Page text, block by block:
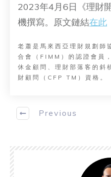
2023年4月6日《理財
機撰寫。原文鏈結在此
老蕭是馬來西亞理財規劃師
合會（FIMM）的認證會員
休金顧問、理財部落客的斜
財顧問（CFP TM）資格。
Previous